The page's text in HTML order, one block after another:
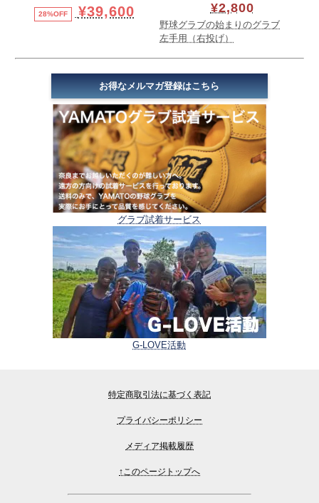
28%OFF ¥39,600 ¥2,800
野球グラブの始まりのグラブ
左手用（右投げ）
お得なメルマガ登録はこちら
グラブ試着サービス
G-LOVE活動
特定商取引法に基づく表記
プライバシーポリシー
メディア掲載履歴
↑このページトップへ